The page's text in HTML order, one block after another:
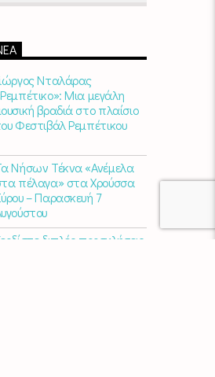
& Σαββατοκύριακα 17:00 –
Νταλάρας
Μια μεγάλη
βραδιά στο πλαίσιο
Φεστιβάλ Ρεμπέτικου
Νήσων Τέκνα «Ανέμελα
πέλαγα» στα Χρούσσα
– Παρασκευή 7
διπλές προσκλήσεις